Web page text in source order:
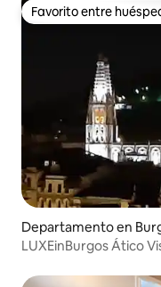
Favorito entre
Favorito entre
Departamento en
LUXEinBurgos Ático